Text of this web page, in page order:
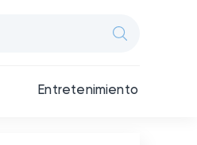
Entretenimiento